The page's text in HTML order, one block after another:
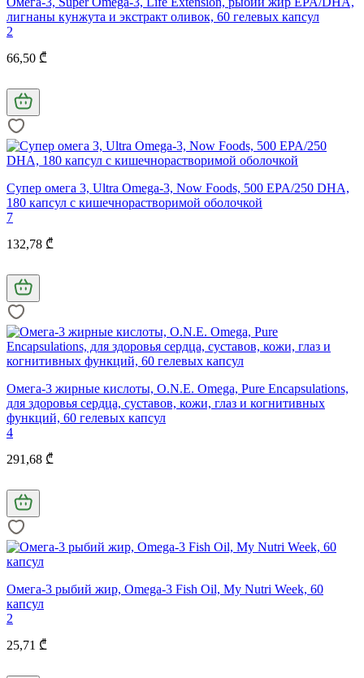
лигнаны кунжута и экстракт оливок, 60 гелевых капсул
2
66,50 ₾
Супер омега 3, Ultra Omega-3, Now Foods, 500 EPA/250 DHA,
180 капсул с кишечнорастворимой оболочкой
7
132,78 ₾
Омега-3 жирные кислоты, O.N.E. Omega, Pure Encapsulations,
для здоровья сердца, суставов, кожи, глаз и когнитивных
функций, 60 гелевых капсул
4
291,68 ₾
Омега-3 рыбий жир, Omega-3 Fish Oil, My Nutri Week, 60
капсул
2
25,71 ₾